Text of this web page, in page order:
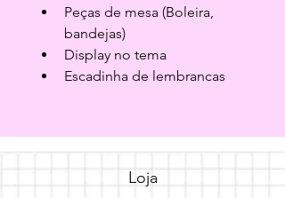
Peças de mesa (Boleira,
bandejas)
Display no tema
Escadinha de lembrancas
Loja